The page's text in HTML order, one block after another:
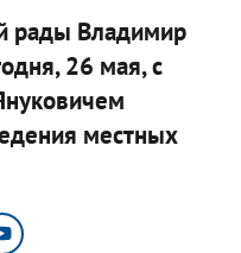
рады Владимир
26 мая, с
местных